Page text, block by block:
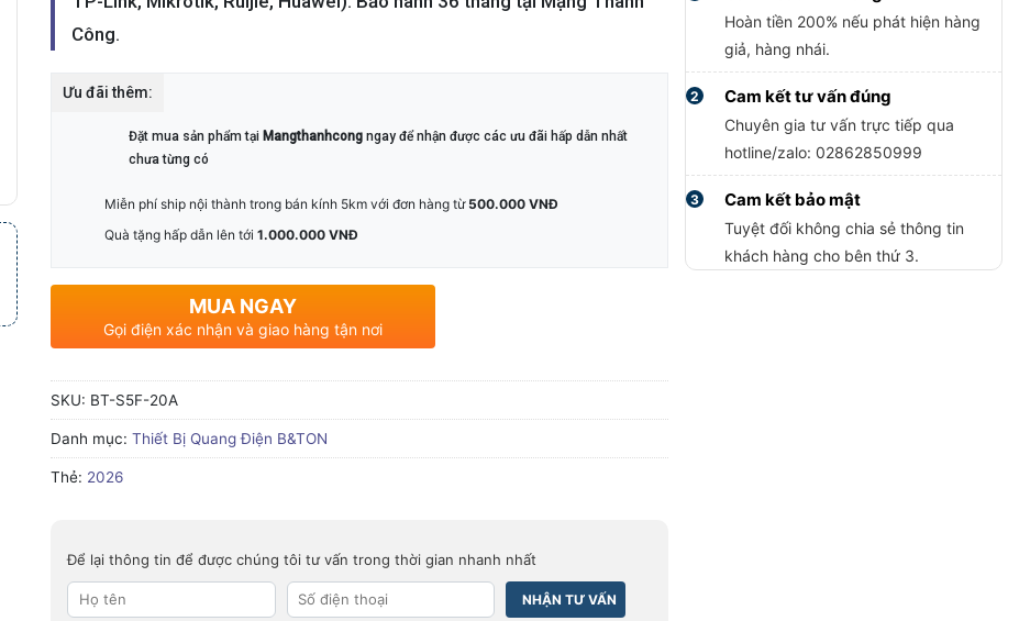
Công.
Ưu đãi thêm:
Đặt mua sản phẩm tại Mangthanhcong ngay để nhận được các ưu đãi hấp dẫn nhất
chưa từng có
Miễn phí ship nội thành trong bán kính 5km với đơn hàng từ 500.000 VNĐ
Quà tặng hấp dẫn lên tới 1.000.000 VNĐ
MUA NGAY
Gọi điện xác nhận và giao hàng tận nơi
SKU: BT-S5F-20A
Danh mục: Thiết Bị Quang Điện B&TON
Thẻ: 2026
Để lại thông tin để được chúng tôi tư vấn trong thời gian nhanh nhất
Hoàn tiền 200% nếu phát hiện hàng
giả, hàng nhái.
2 Cam kết tư vấn đúng
Chuyên gia tư vấn trực tiếp qua
hotline/zalo: 02862850999
3 Cam kết bảo mật
Tuyệt đối không chia sẻ thông tin
khách hàng cho bên thứ 3.